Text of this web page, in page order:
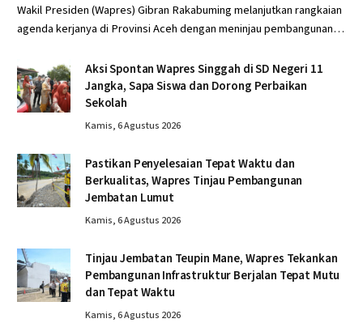
Wakil Presiden (Wapres) Gibran Rakabuming melanjutkan rangkaian
agenda kerjanya di Provinsi Aceh dengan meninjau pembangunan…
Aksi Spontan Wapres Singgah di SD Negeri 11
Jangka, Sapa Siswa dan Dorong Perbaikan
Sekolah
Kamis, 6 Agustus 2026
Pastikan Penyelesaian Tepat Waktu dan
Berkualitas, Wapres Tinjau Pembangunan
Jembatan Lumut
Kamis, 6 Agustus 2026
Tinjau Jembatan Teupin Mane, Wapres Tekankan
Pembangunan Infrastruktur Berjalan Tepat Mutu
dan Tepat Waktu
Kamis, 6 Agustus 2026